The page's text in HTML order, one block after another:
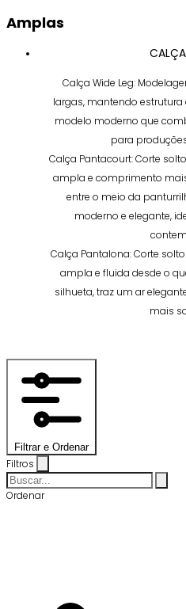
Amplas
Calça Wide Leg:
largas, mantendo estrutura
modelo moderno que
para
Calça Pantacourt: Corte
ampla e comprimento
entre o meio da
moderno e elegante,
Calça Pantalona: Corte
ampla e fluida desde o
silhueta, traz um ar
mais
Filtrar e Ordenar
Filtros
Ordenar